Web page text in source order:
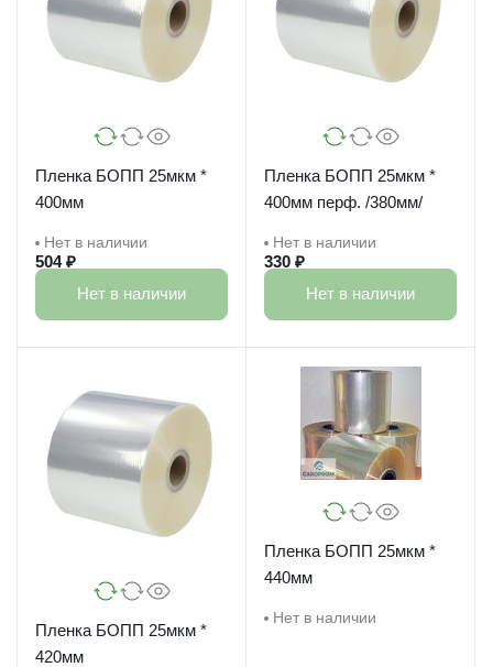
Пленка БОПП 25мкм *
400мм
Нет в наличии
504 ₽
Нет в наличии
Пленка БОПП 25мкм *
400мм перф. /380мм/
Нет в наличии
330 ₽
Нет в наличии
Пленка БОПП 25мкм *
420мм
Пленка БОПП 25мкм *
440мм
Нет в наличии